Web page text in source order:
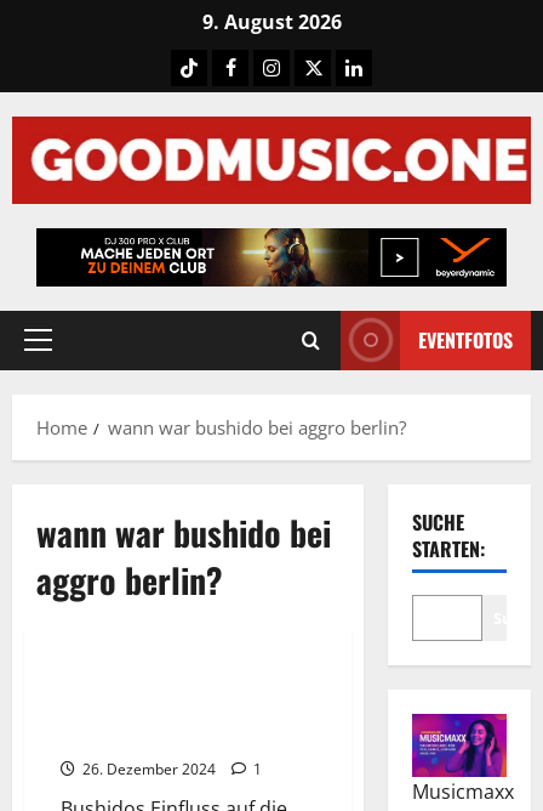
9. August 2026
TiktokFacebook
Instagram
X LinkedIN
Primary
EVENTFOTOS
Home wann war bushido bei aggro berlin?
wann war bushido bei
aggro berlin?
26. Dezember 2024 1
SUCHE
STARTEN:
Musicmaxx